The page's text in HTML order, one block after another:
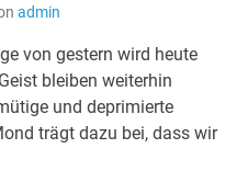
admin
von gestern wird heute
bleiben weiterhin
und deprimierte
trägt dazu bei, dass wir